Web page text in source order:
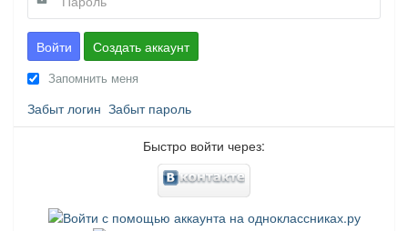
Войти Создать аккаунт
Запомнить меня
Забыт логин Забыт пароль
Быстро войти через: